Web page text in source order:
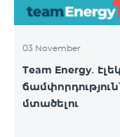
03 November
Team Energy․
մտածելու